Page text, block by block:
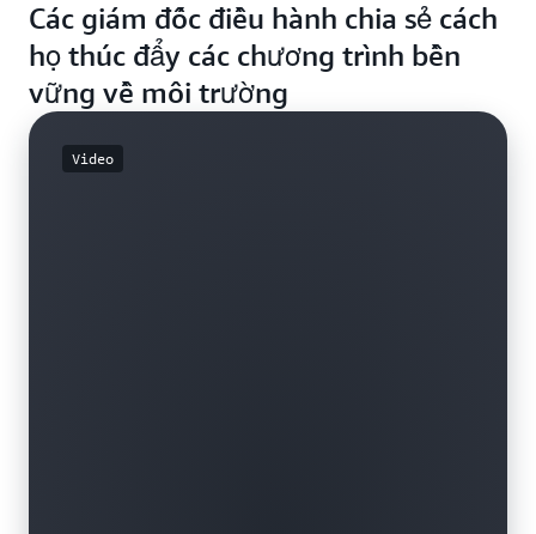
Các giám đốc điều hành chia sẻ cách
họ thúc đẩy các chương trình bền
vững về môi trường
Video